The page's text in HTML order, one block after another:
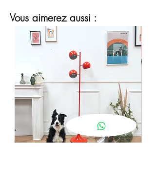
Vous aimerez aussi :